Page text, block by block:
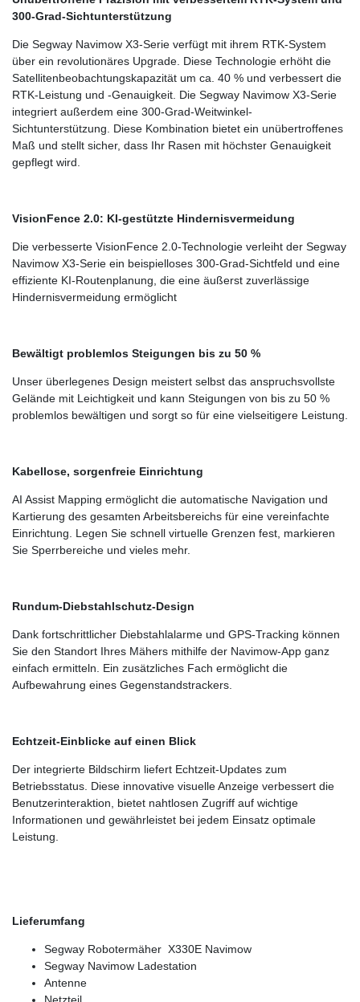
300-Grad-Sichtunterstützung
Die Segway Navimow X3-Serie verfügt mit ihrem RTK-System
über ein revolutionäres Upgrade. Diese Technologie erhöht die
Satellitenbeobachtungskapazität um ca. 40 % und verbessert die
RTK-Leistung und -Genauigkeit. Die Segway Navimow X3-Serie
integriert außerdem eine 300-Grad-Weitwinkel-
Sichtunterstützung. Diese Kombination bietet ein unübertroffenes
Maß und stellt sicher, dass Ihr Rasen mit höchster Genauigkeit
gepflegt wird.
VisionFence 2.0: KI-gestützte Hindernisvermeidung
Die verbesserte VisionFence 2.0-Technologie verleiht der Segway
Navimow X3-Serie ein beispielloses 300-Grad-Sichtfeld und eine
effiziente KI-Routenplanung, die eine äußerst zuverlässige
Hindernisvermeidung ermöglicht
Bewältigt problemlos Steigungen bis zu 50 %
Unser überlegenes Design meistert selbst das anspruchsvollste
Gelände mit Leichtigkeit und kann Steigungen von bis zu 50 %
problemlos bewältigen und sorgt so für eine vielseitigere Leistung.
Kabellose, sorgenfreie Einrichtung
AI Assist Mapping ermöglicht die automatische Navigation und
Kartierung des gesamten Arbeitsbereichs für eine vereinfachte
Einrichtung. Legen Sie schnell virtuelle Grenzen fest, markieren
Sie Sperrbereiche und vieles mehr.
Rundum-Diebstahlschutz-Design
Dank fortschrittlicher Diebstahlalarme und GPS-Tracking können
Sie den Standort Ihres Mähers mithilfe der Navimow-App ganz
einfach ermitteln. Ein zusätzliches Fach ermöglicht die
Aufbewahrung eines Gegenstandstrackers.
Echtzeit-Einblicke auf einen Blick
Der integrierte Bildschirm liefert Echtzeit-Updates zum
Betriebsstatus. Diese innovative visuelle Anzeige verbessert die
Benutzerinteraktion, bietet nahtlosen Zugriff auf wichtige
Informationen und gewährleistet bei jedem Einsatz optimale
Leistung.
Lieferumfang
Segway Robotermäher X330E Navimow
Segway Navimow Ladestation
Antenne
Netzteil